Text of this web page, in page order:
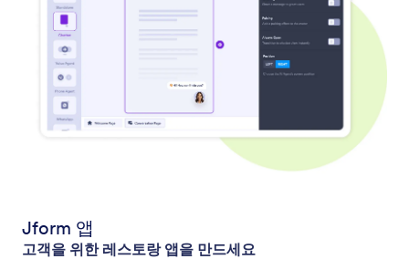
Jform 앱
고객을 위한 레스토랑 앱을 만드세요